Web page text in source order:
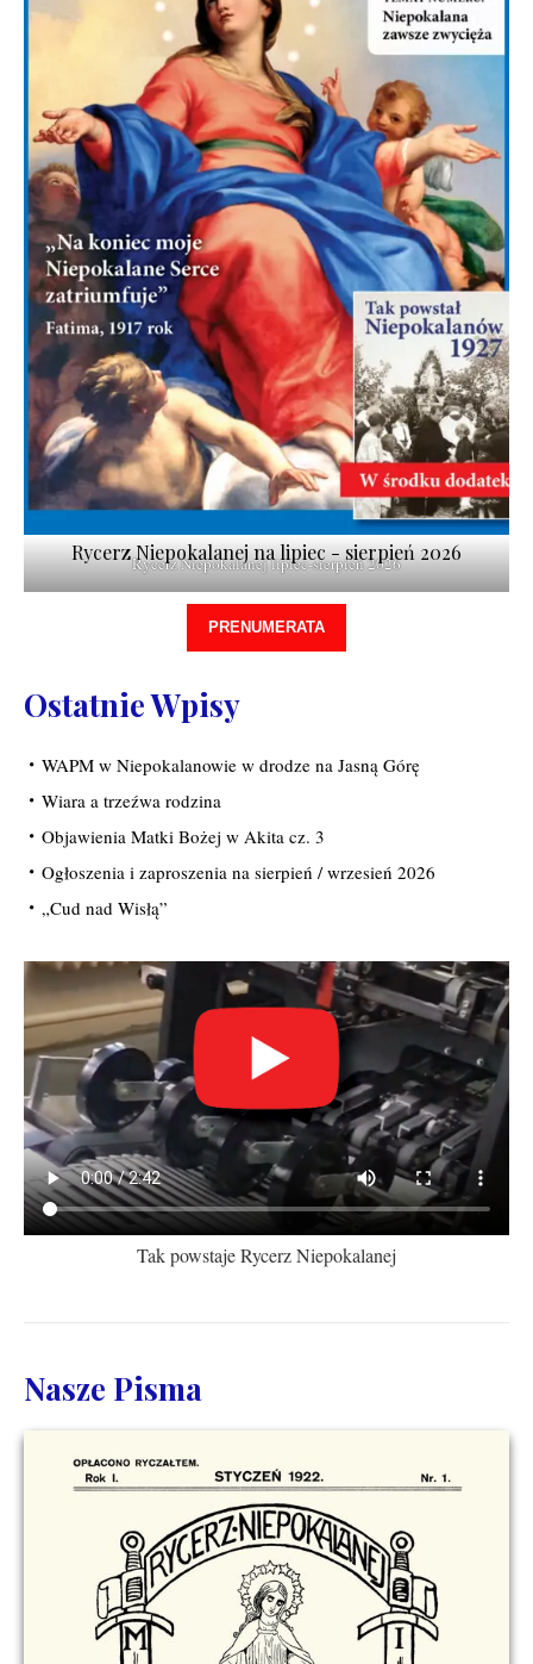
Rycerz Niepokalanej lipiec-sierpień 2026
Rycerz Niepokalanej na lipiec - sierpień 2026
PRENUMERATA
Ostatnie Wpisy
WAPM w Niepokalanowie w drodze na Jasną Górę
Wiara a trzeźwa rodzina
Objawienia Matki Bożej w Akita cz. 3
Ogłoszenia i zaproszenia na sierpień / wrzesień 2026
„Cud nad Wisłą”
Tak powstaje Rycerz Niepokalanej
Nasze Pisma